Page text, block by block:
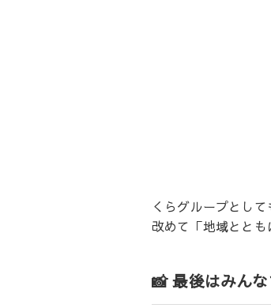
くらグループとし
改めて「地域とと
📸 最後はみんな